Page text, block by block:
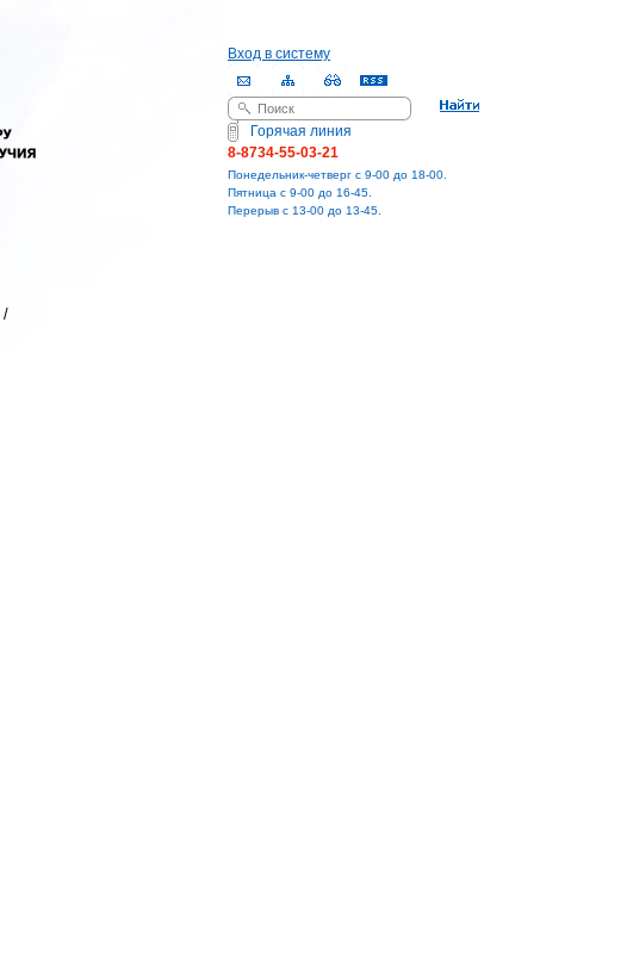
Вход в систему
Форма поиска
Поиск
Горячая линия
8-8734-55-03-21
Понедельник-четверг с 9-00 до 18-00.
Пятница с 9-00 до 16-45.
Перерыв с 13-00 до 13-45.
/